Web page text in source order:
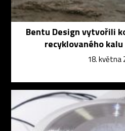
Bentu Design vytvořili
recyklovaného
18. května